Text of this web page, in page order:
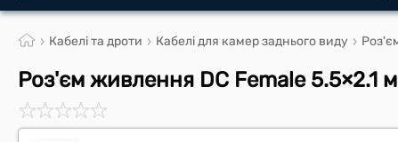
Кабелі та дроти Кабелі для камер заднього виду
Роз'єм живлення DC Female 5.5×2.1